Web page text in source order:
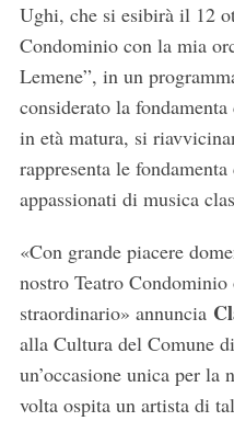
Ughi, che si esibirà il 12
Condominio con la mia
Lemene”, in un
considerato la
in età matura, si
rappresenta le
appassionati di musica
«Con grande piacere
nostro Teatro Condominio
straordinario» annuncia
alla Cultura del Comune
un’occasione unica per
volta ospita un artista di